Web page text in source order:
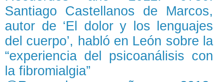
Santiago Castellanos de Marcos,
autor de ‘El dolor y los lenguajes
del cuerpo’, habló en León sobre la
“experiencia del psicoanálisis con
la fibromialgia”